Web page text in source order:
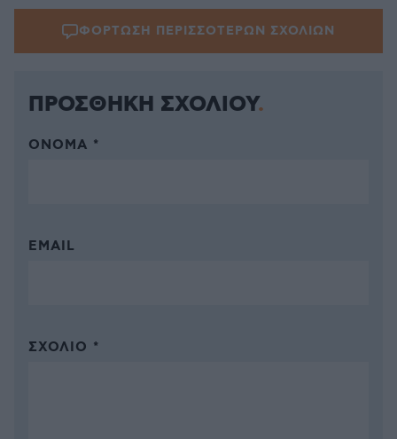
ΦΟΡΤΩΣΗ ΠΕΡΙΣΣΟΤΕΡΩΝ ΣΧΟΛΙΩΝ
ΠΡΟΣΘΗΚΗ ΣΧΟΛΙΟΥ
ΌΝΟΜΑ *
EMAIL
ΣΧΌΛΙΟ *